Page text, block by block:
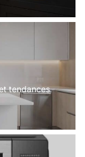
tendances